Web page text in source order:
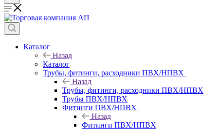
Каталог
Назад
Каталог
Трубы, фитинги, расходники ПВХ/НПВХ
Назад
Трубы, фитинги, расходники ПВХ/НПВХ
Трубы ПВХ/НПВХ
Фитинги ПВХ/НПВХ
Назад
Фитинги ПВХ/НПВХ